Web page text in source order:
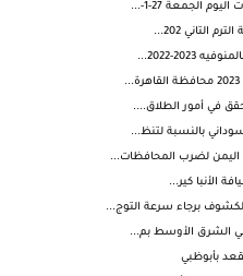
الجمعة 27-1-...
التاني 202...
2022...
في أمور الطلاق....
بالنسبة لتنظ...
اليمن لضرب المحافظات...
الأنبا كير...
برجاء سرعة التوج...
في الشرق الأوسط بم...
بأبوظبي